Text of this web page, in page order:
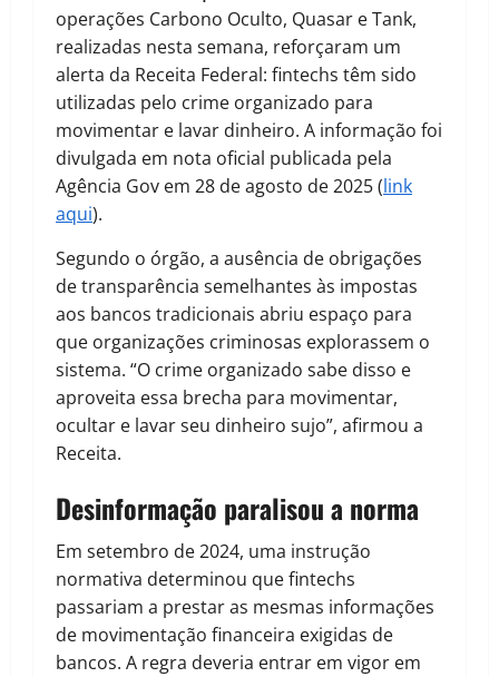
operações Carbono Oculto, Quasar e Tank,
realizadas nesta semana, reforçaram um
alerta da Receita Federal: fintechs têm sido
utilizadas pelo crime organizado para
movimentar e lavar dinheiro. A informação foi
divulgada em nota oficial publicada pela
Agência Gov em 28 de agosto de 2025 (link
aqui).
Segundo o órgão, a ausência de obrigações
de transparência semelhantes às impostas
aos bancos tradicionais abriu espaço para
que organizações criminosas explorassem o
sistema. “O crime organizado sabe disso e
aproveita essa brecha para movimentar,
ocultar e lavar seu dinheiro sujo”, afirmou a
Receita.
Desinformação paralisou a norma
Em setembro de 2024, uma instrução
normativa determinou que fintechs
passariam a prestar as mesmas informações
de movimentação financeira exigidas de
bancos. A regra deveria entrar em vigor em